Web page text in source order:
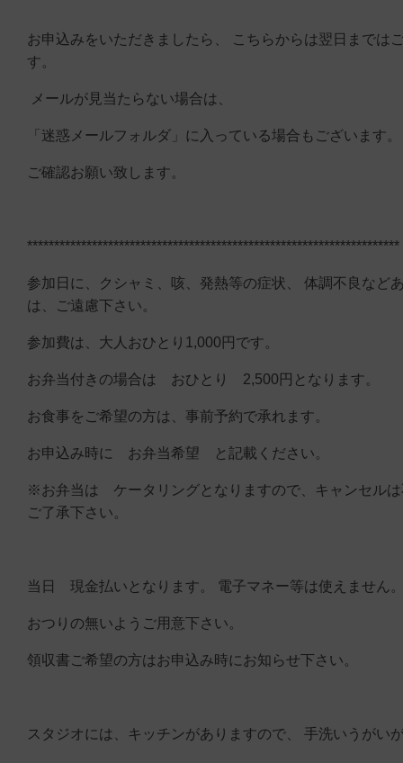
お申込みをいただきましたら、 こちらからは翌日までは
す。
メールが見当たらない場合は、
「迷惑メールフォルダ」に入っている場合もございます
ご確認お願い致します。
*********************************************************************
参加日に、クシャミ、咳、発熱等の症状、 体調不良など
は、ご遠慮下さい。
参加費は、大人おひとり1,000円です。
お弁当付きの場合は おひとり 2,500円となります。
お食事をご希望の方は、事前予約で承れます。
お申込み時に お弁当希望 と記載ください。
※お弁当は ケータリングとなりますので、キャンセルは
ご了承下さい。
当日 現金払いとなります。 電子マネー等は使えません
おつりの無いようご用意下さい。
領収書ご希望の方はお申込み時にお知らせ下さい。
スタジオには、キッチンがありますので、 手洗いうがい